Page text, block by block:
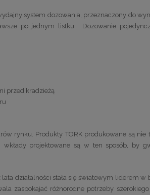
system dozowania, przeznaczony do
po jednym listku. Dozowanie
przed kradzieżą
rynku. Produkty TORK produkowane są
projektowane są w ten sposób, by
działalności stała się światowym liderem
zaspokajać różnorodne potrzeby